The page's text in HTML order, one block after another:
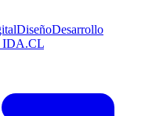
DiseñoDesarrollo
IDA.CL